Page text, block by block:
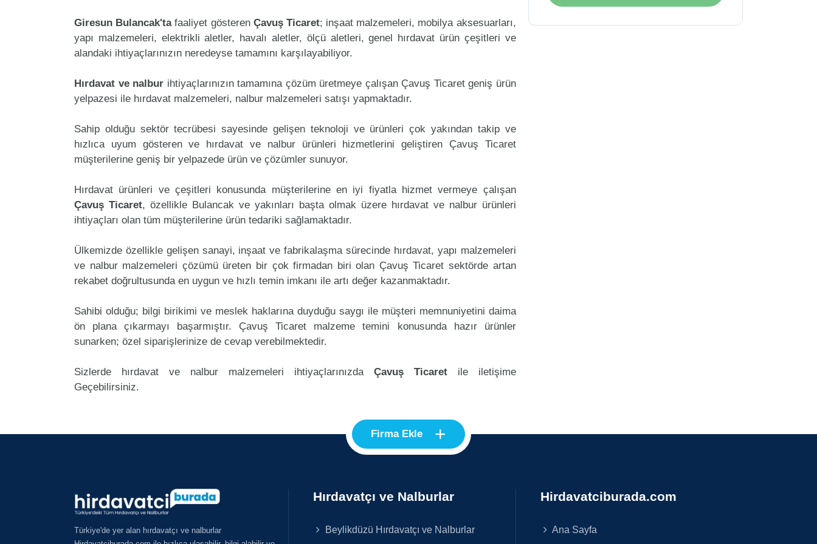
Giresun Bulancak'tafaaliyet gösteren Çavuş Ticaret; inşaat malzemeleri, mobilya aksesuarları,
yapı malzemeleri, elektrikli aletler, havalı aletler, ölçü aletleri, genel hırdavat ürün çeşitleri ve
alandaki ihtiyaçlarınızın neredeyse tamamını karşılayabiliyor.
Hırdavat ve nalbur ihtiyaçlarınızın tamamına çözüm üretmeye çalışan Çavuş Ticaret geniş ürün
yelpazesi ile hırdavat malzemeleri, nalbur malzemeleri satışı yapmaktadır.
Sahip olduğu sektör tecrübesi sayesinde gelişen teknoloji ve ürünleri çok yakından takip ve
hızlıca uyum gösteren ve hırdavat ve nalbur ürünleri hizmetlerini geliştiren Çavuş Ticaret
müşterilerine geniş bir yelpazede ürün ve çözümler sunuyor.
Hırdavat ürünleri ve çeşitleri konusunda müşterilerine en iyi fiyatla hizmet vermeye çalışan
Çavuş Ticaret, özellikle Bulancak ve yakınları başta olmak üzere hırdavat ve nalbur ürünleri
ihtiyaçları olan tüm müşterilerine ürün tedariki sağlamaktadır.
Ülkemizde özellikle gelişen sanayi, inşaat ve fabrikalaşma sürecinde hırdavat, yapı malzemeleri
ve nalbur malzemeleri çözümü üreten bir çok firmadan biri olan Çavuş Ticaret sektörde artan
rekabet doğrultusunda en uygun ve hızlı temin imkanı ile artı değer kazanmaktadır.
Sahibi olduğu; bilgi birikimi ve meslek haklarına duyduğu saygı ile müşteri memnuniyetini daima
ön plana çıkarmayı başarmıştır. Çavuş Ticaret malzeme temini konusunda hazır ürünler
sunarken; özel siparişlerinize de cevap verebilmektedir.
Sizlerde hırdavat ve nalbur malzemeleri ihtiyaçlarınızda Çavuş Ticaretile iletişime
Geçebilirsiniz.
Firma Ekle +
Türkiye'de yer alan hırdavatçı ve nalburlar
Hırdavatçı ve Nalburlar
Beylikdüzü Hırdavatçı ve Nalburlar
Hirdavatciburada.com
Ana Sayfa